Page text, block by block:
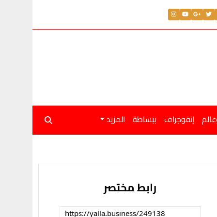
إنفوجراف ببساطة المزيد
رابط مختصر